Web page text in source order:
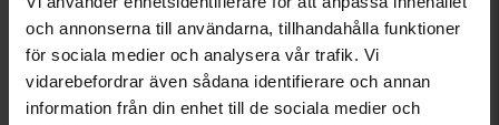
och annonserna till användarna, tillhandahålla funktioner
för sociala medier och analysera vår trafik. Vi
vidarebefordrar även sådana identifierare och annan
information från din enhet till de sociala medier och
VARUMÄRKE
Thomas Sabo
MODELL
H154705111
MATERIAL
Silver
STEN/PÄRLA
Kubisk Zirkonia